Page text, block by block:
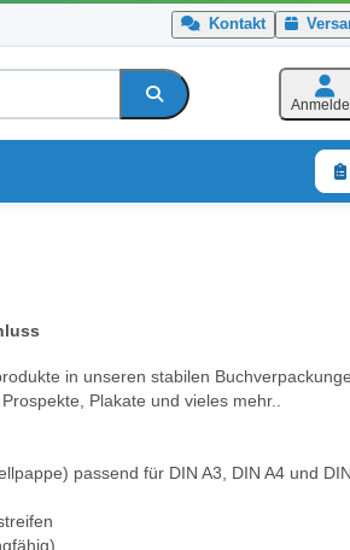
Kontakt
in unseren stabilen
Plakate und vieles mehr..
passend für DIN A3, DIN A4 und